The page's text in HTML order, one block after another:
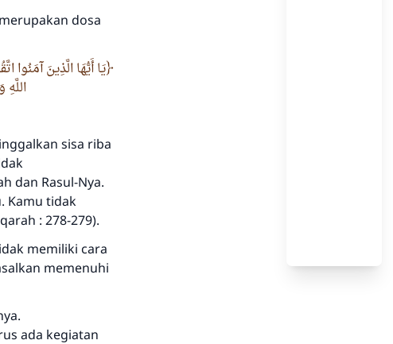
dosa
يَا أَيُّهَا الَّذِينَ آمَنُوا
sisa riba
dan Rasul-Nya.
Kamu tidak
: 278-279).
memiliki cara
memenuhi
ada kegiatan